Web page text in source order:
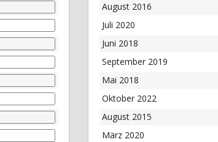
August 2016
Juli 2020
Juni 2018
September 2019
Mai 2018
Oktober 2022
August 2015
März 2020